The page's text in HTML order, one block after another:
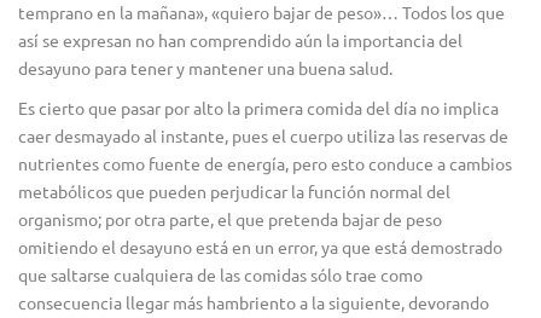
temprano en la mañana», «quiero bajar de peso»… Todos los que
así se expresan no han comprendido aún la importancia del
desayuno para tener y mantener una buena salud.
Es cierto que pasar por alto la primera comida del día no implica
caer desmayado al instante, pues el cuerpo utiliza las reservas de
nutrientes como fuente de energía, pero esto conduce a cambios
metabólicos que pueden perjudicar la función normal del
organismo; por otra parte, el que pretenda bajar de peso
omitiendo el desayuno está en un error, ya que está demostrado
que saltarse cualquiera de las comidas sólo trae como
consecuencia llegar más hambriento a la siguiente, devorando